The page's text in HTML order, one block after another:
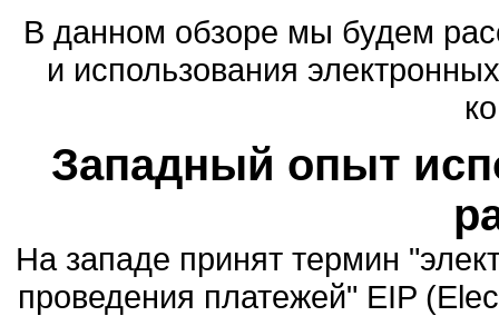
В данном обзоре мы будем
и использования
Западный опыт
На западе принят термин
проведения платежей" EIP